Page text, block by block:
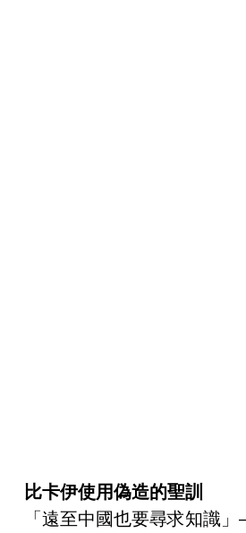
比卡伊使用偽造的聖訓